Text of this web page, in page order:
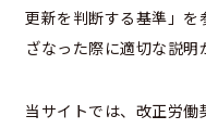
更新を判断する基準」を
ざなった際に適切な説明
当サイトでは、改正労働